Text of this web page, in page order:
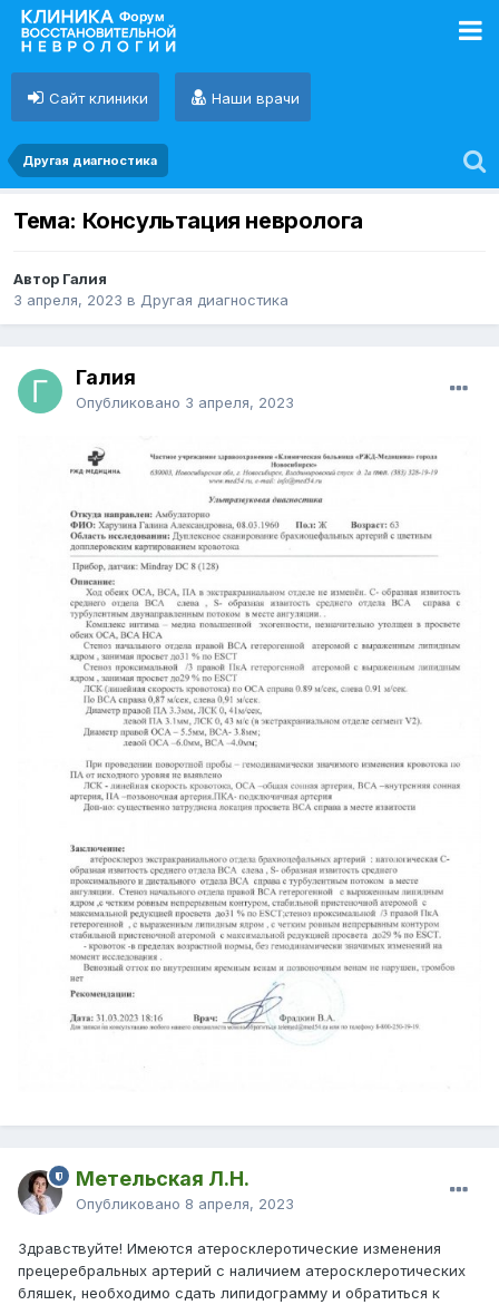
Сайт клиники Наши врачи
Другая диагностика
Тема: Консультация невролога
Автор Галия
3 апреля, 2023 в Другая диагностика
Галия
Опубликовано 3 апреля, 2023
Метельская Л.Н.
Опубликовано 8 апреля, 2023
Здравствуйте! Имеются атеросклеротические изменения
прецеребральных артерий с наличием атеросклеротических
бляшек, необходимо сдать липидограмму и обратиться к